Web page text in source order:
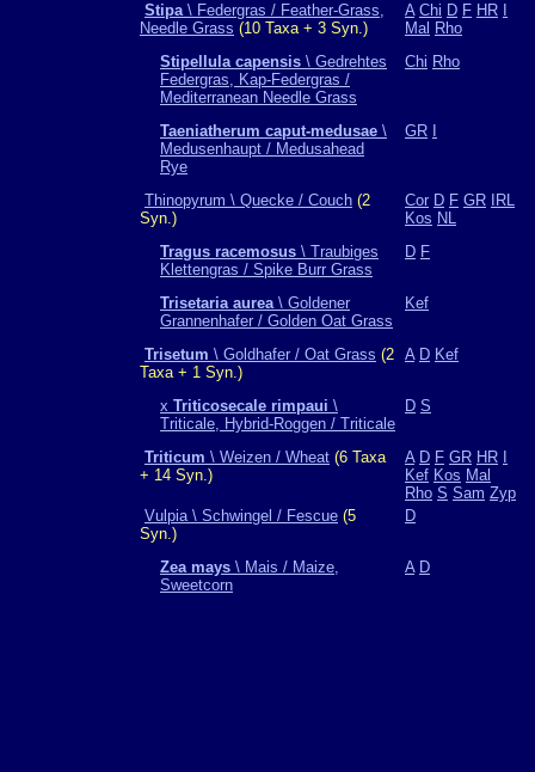
Stipa\ Federgras / Feather-Grass,
Needle Grass (10 Taxa + 3 Syn.)
A Chi D F HR
Mal Rho
Stipellula capensis \ Gedrehtes
Federgras, Kap-Federgras /
Mediterranean Needle Grass
Chi Rho
Taeniatherum caput-medusae \
Medusenhaupt / Medusahead
Rye
GR
Thinopyrum \ Quecke / Couch (2
Syn.)
Cor D F GR
IRL
Kos NL
Tragus racemosus \ Traubiges
Klettengras / Spike Burr Grass
D F
Trisetaria aurea\ Goldener
Grannenhafer / Golden Oat Grass
Kef
Trisetum \ Goldhafer / Oat Grass (2
Taxa + 1 Syn.)
A D Kef
x Triticosecale rimpaui \
Triticale, Hybrid-Roggen / Triticale
D S
Triticum \ Weizen / Wheat (6 Taxa
+ 14 Syn.)
A D F GR HR
Kef Kos Mal
Rho S Sam Zyp
Vulpia \ Schwingel / Fescue (5
Syn.)
D
Zea mays \ Mais / Maize,
Sweetcorn
A D